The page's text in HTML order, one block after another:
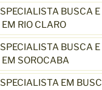
BUSCA
RIO CLARO
BUSCA
EM SOROCABA
EM